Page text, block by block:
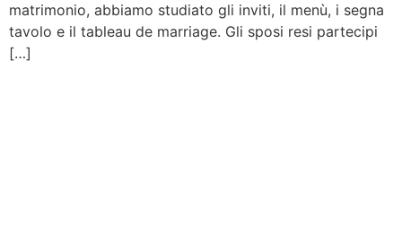
matrimonio, abbiamo studiato gli inviti, il menù, i segna
tavolo e il tableau de marriage. Gli sposi resi partecipi
[…]